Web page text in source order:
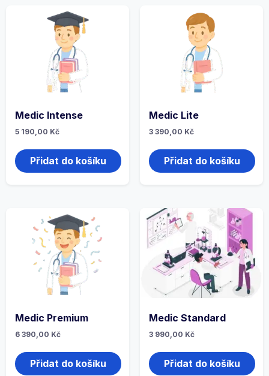
Medic Intense
5 190,00 Kč
Přidat do košíku
Medic Lite
3 390,00 Kč
Přidat do košíku
Medic Premium
6 390,00 Kč
Přidat do košíku
Medic Standard
3 990,00 Kč
Přidat do košíku